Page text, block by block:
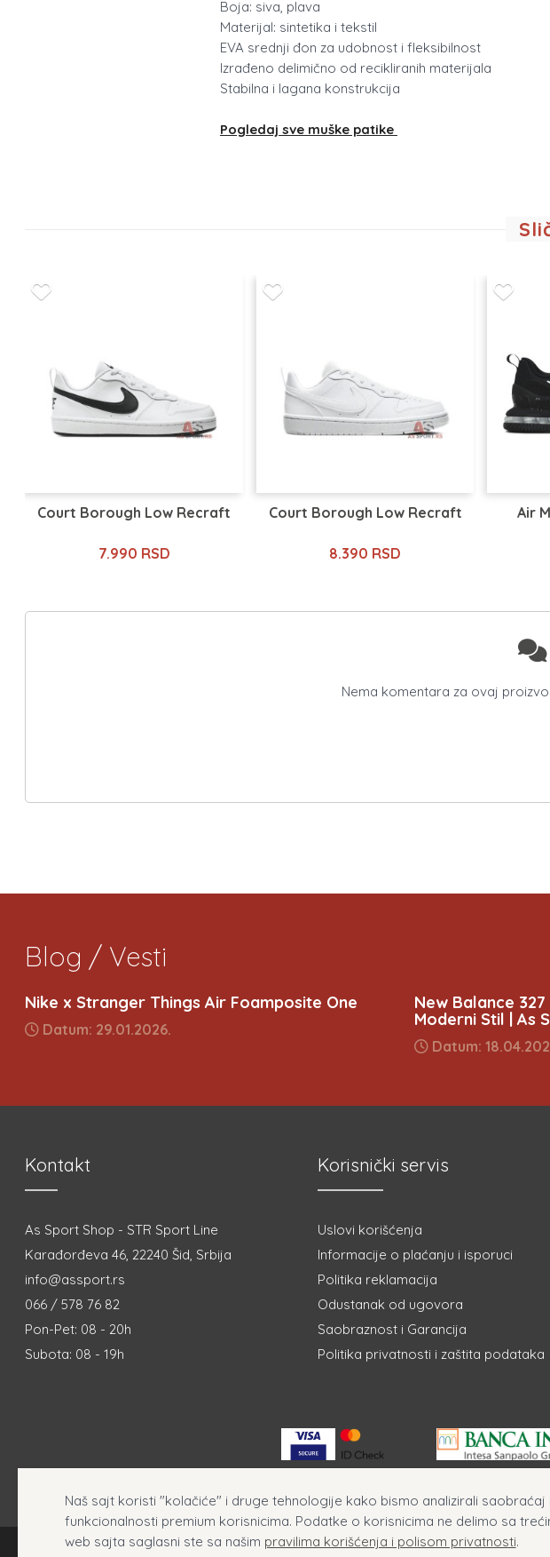
Boja: siva, plava
Materijal: sintetika i tekstil
EVA srednji đon za udobnost i fleksibilnost
Izrađeno delimično od recikliranih materijala
Stabilna i lagana konstrukcija
Pogledaj sve muške patike
Court Borough Low Recraft
7.990 RSD
Court Borough Low Recraft
8.390 RSD
Air
Nema komentara za ovaj
Blog / Vesti
Nike x Stranger Things Air Foamposite One
Datum: 29.01.2026.
New Balance
Moderni Stil | As
Datum:
Kontakt
As Sport Shop - STR Sport Line
Karađorđeva 46, 22240 Šid, Srbija
info@assport.rs
066 / 578 76 82
Pon-Pet: 08 - 20h
Subota: 08 - 19h
Korisnički servis
Uslovi korišćenja
Informacije o plaćanju i isporuci
Politika reklamacija
Odustanak od ugovora
Saobraznost i Garancija
Politika privatnosti i zaštita podataka
Naš sajt koristi "kolačiće" i druge tehnologije kako bismo analizirali
funkcionalnosti premium korisnicima. Podatke o korisnicima ne delimo sa
web sajta saglasni ste sa našim pravilima korišćenja i polisom privatnosti.